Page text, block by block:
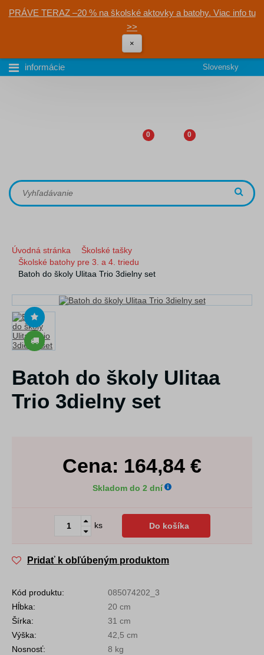
PRÁVE TERAZ –20 % na školské aktovky a batohy. Viac info tu
>>
×
informácie Slovensky
0 0
Úvodná stránka
Školské tašky
Školské batohy pre 3. a 4. triedu
Batoh do školy Ulitaa Trio 3dielny set
Batoh do školy Ulitaa
Trio 3dielny set
Cena: 164,84 €
Skladom do 2 dní
ks Do košíka
Pridať k obľúbeným produktom
Kód produktu:
085074202_3
Hĺbka:
20 cm
Šírka:
31 cm
Výška:
42,5 cm
Nosnosť:
8 kg